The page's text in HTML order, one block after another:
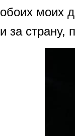
обоих моих
и за страну,